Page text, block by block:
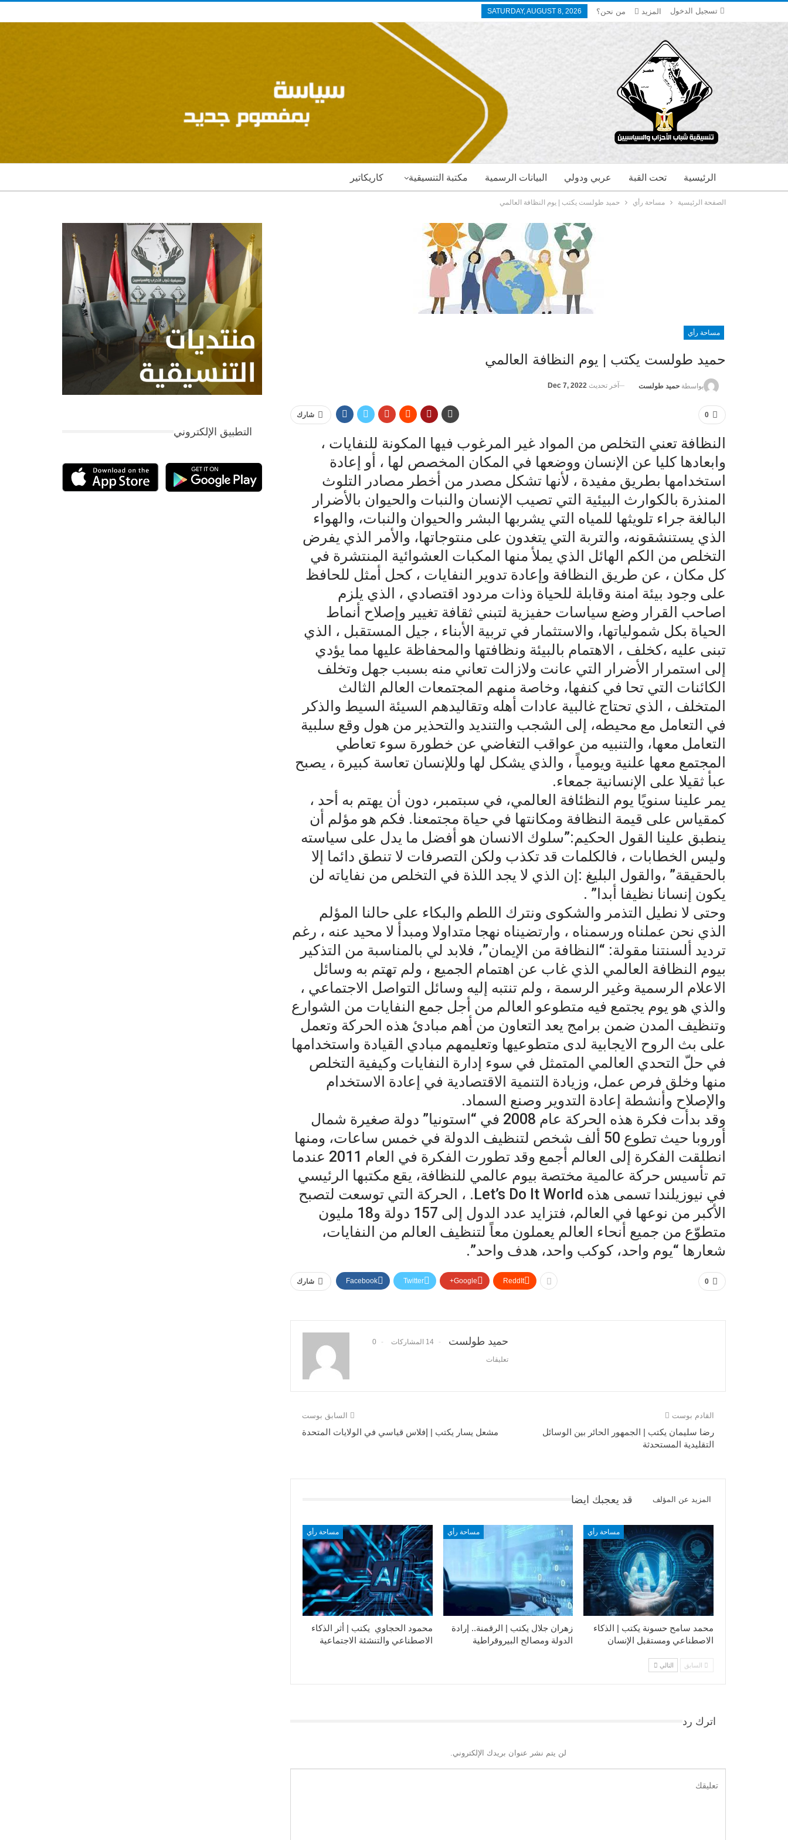
تسجيل الدخول SATURDAY, AUGUST 8, 2026 من نحن؟ المزيد
كاريكاتير مكتبة التنسيقية البيانات الرسمية عربي ودولي تحت القبة الرئيسية
الصفحة الرئيسية مساحة رأي حميد طولست يكتب | يوم النظافة العالمي
مساحة رأي
حميد طولست يكتب | يوم النظافة العالمي
بواسطة حميد طولست آخر تحديث Dec 7, 2022
0 شارك
النظافة تعني التخلص من المواد غير المرغوب فيها المكونة للنفايات ،
وابعادها كليا عن الإنسان ووضعها في المكان المخصص لها ، أو إعادة
استخدامها بطريق مفيدة ، لأنها تشكل مصدر من أخطر مصادر التلوث
المنذرة بالكوارث البيئية التي تصيب الإنسان والنبات والحيوان بالأضرار
البالغة جراء تلويثها للمياه التي يشربها البشر والحيوان والنبات، والهواء
الذي يستنشقونه، والتربة التي يتغدون على منتوجاتها، والأمر الذي يفرض
التخلص من الكم الهائل الذي يملأ منها المكبات العشوائية المنتشرة في
كل مكان ، عن طريق النظافة وإعادة تدوير النفايات ، كحل أمثل للحافظ
على وجود بيئة امنة وقابلة للحياة وذات مردود اقتصادي ، الذي يلزم
اصاحب القرار وضع سياسات حفيزية لتبني ثقافة تغيير وإصلاح أنماط
الحياة بكل شمولياتها، والاستثمار في تربية الأبناء ، جيل المستقبل ، الذي
تبنى عليه ،كخلف ، الاهتمام بالبيئة ونظافتها والمحفاظة عليها مما يؤدي
إلى استمرار الأضرار التي عانت ولازالت تعاني منه بسبب جهل وتخلف
الكائنات التي تحا في كنفها، وخاصة منهم المجتمعات العالم الثالث
المتخلف ، الذي تحتاج غالبية عادات أهله وتقاليدهم السيئة السيط والذكر
في التعامل مع محيطه، إلى الشجب والتنديد والتحذير من هول وقع سلبية
التعامل معها، والتنبيه من عواقب التغاضي عن خطورة سوء تعاطي
المجتمع معها علنية ويومياً ، والذي يشكل لها وللإنسان تعاسة كبيرة ، يصبح
عبأ ثقيلا على الإنسانية جمعاء.
يمر علينا سنويًا يوم النظئافة العالمي، في سبتمبر، دون أن يهتم به أحد ،
كمقياس على قيمة النظافة ومكانتها في حياة مجتمعنا. فكم هو مؤلم أن
ينطبق علينا القول الحكيم:”سلوك الانسان هو أفضل ما يدل على سياسته
وليس الخطابات ، فالكلمات قد تكذب ولكن التصرفات لا تنطق دائما إلا
بالحقيقة” ،والقول البليغ :إن الذي لا يجد اللذة في التخلص من نفاياته لن
يكون إنسانا نظيفا أبدا” .
وحتى لا نطيل التذمر والشكوى ونترك اللطم والبكاء على حالنا المؤلم
الذي نحن عملناه ورسمناه ، وارتضيناه نهجا متداولا ومبدأ لا محيد عنه ، رغم
ترديد ألسنتنا مقولة: “النظافة من الإيمان”، فلابد لي بالمناسبة من التذكير
بيوم النظافة العالمي الذي غاب عن اهتمام الجميع ، ولم تهتم به وسائل
الاعلام الرسمية وغير الرسمة ، ولم تنتبه إليه وسائل التواصل الاجتماعي ،
والذي هو يوم يجتمع فيه متطوعو العالم من أجل جمع النفايات من الشوارع
وتنظيف المدن ضمن برامج يعد التعاون من أهم مبادئ هذه الحركة وتعمل
على بث الروح الايجابية لدى متطوعيها وتعليمهم مبادي القيادة واستخدامها
في حلّ التحدي العالمي المتمثل في سوء إدارة النفايات وكيفية التخلص
منها وخلق فرص عمل، وزيادة التنمية الاقتصادية في إعادة الاستخدام
والإصلاح وأنشطة إعادة التدوير وصنع السماد.
وقد بدأت فكرة هذه الحركة عام 2008 في “استونيا” دولة صغيرة شمال
أوروبا حيث تطوع 50 ألف شخص لتنظيف الدولة في خمس ساعات، ومنها
انطلقت الفكرة إلى العالم أجمع وقد تطورت الفكرة في العام 2011 عندما
تم تأسيس حركة عالمية مختصة بيوم عالمي للنظافة، يقع مكتبها الرئيسي
في نيوزيلندا تسمى هذه Let’s Do It World. ، الحركة التي توسعت لتصبح
الأكبر من نوعها في العالم، فتزايد عدد الدول إلى 157 دولة و18 مليون
متطوّع من جميع أنحاء العالم يعملون معاً لتنظيف العالم من النفايات،
شعارها “يوم واحد، كوكب واحد، هدف واحد”.
0 شارك Facebook Twitter Google+ ReddIt
حميد طولست 14 المشاركات 0
تعليقات
السابق بوست
مشعل يسار يكتب | إفلاس قياسي في الولايات المتحدة
القادم بوست
رضا سليمان يكتب | الجمهور الحائر بين الوسائل
التقليدية المستحدثة
قد يعجبك ايضا المزيد عن المؤلف
مساحة رأي
محمود الحجاوي يكتب | أثر الذكاء
الاصطناعي والتنشئة الاجتماعية
مساحة رأي
زهران جلال يكتب | الرقمنة.. إرادة
الدولة ومصالح البيروقراطية
مساحة رأي
محمد سامح حسونة يكتب | الذكاء
الاصطناعي ومستقبل الإنسان
السابق التالي
اترك رد
لن يتم نشر عنوان بريدك الإلكتروني.
التطبيق الإلكتروني